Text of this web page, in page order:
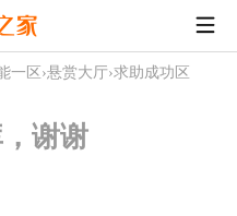
一区 ›悬赏大厅›求助成功区
谢谢